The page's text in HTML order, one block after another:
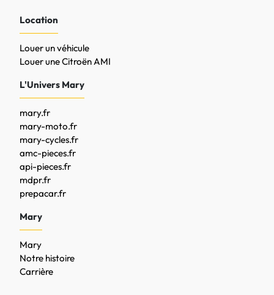
Location
Louer un véhicule
Louer une Citroën AMI
L'Univers Mary
mary.fr
mary-moto.fr
mary-cycles.fr
amc-pieces.fr
api-pieces.fr
mdpr.fr
prepacar.fr
Mary
Mary
Notre histoire
Carrière